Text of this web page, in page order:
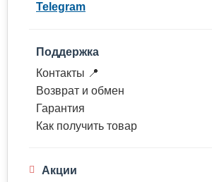
Telegram
Поддержка
Контакты 📍
Возврат и обмен
Гарантия
Как получить товар
Акции